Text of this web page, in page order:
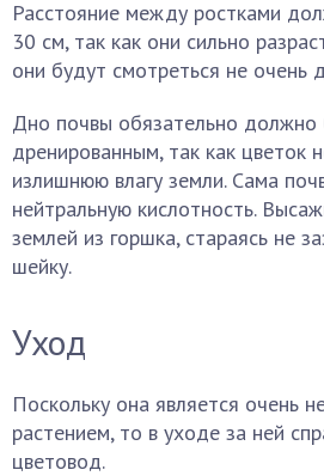
Расстояние между ростками
30 см, так как они сильно
они будут смотреться не очень
Дно почвы обязательно должно
дренированным, так как цветок
излишнюю влагу земли. Сама
нейтральную кислотность.
землей из горшка, стараясь не
шейку.
Уход
Поскольку она является очень
растением, то в уходе за ней
цветовод.